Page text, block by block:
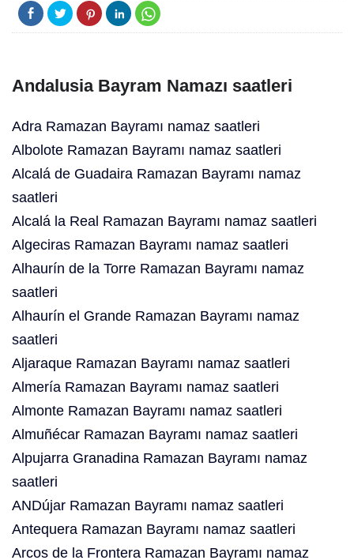
Andalusia Bayram Namazı saatleri
Adra Ramazan Bayramı namaz saatleri
Albolote Ramazan Bayramı namaz saatleri
Alcalá de Guadaira Ramazan Bayramı namaz
saatleri
Alcalá la Real Ramazan Bayramı namaz saatleri
Algeciras Ramazan Bayramı namaz saatleri
Alhaurín de la Torre Ramazan Bayramı namaz
saatleri
Alhaurín el Grande Ramazan Bayramı namaz
saatleri
Aljaraque Ramazan Bayramı namaz saatleri
Almería Ramazan Bayramı namaz saatleri
Almonte Ramazan Bayramı namaz saatleri
Almuñécar Ramazan Bayramı namaz saatleri
Alpujarra Granadina Ramazan Bayramı namaz
saatleri
ANDújar Ramazan Bayramı namaz saatleri
Antequera Ramazan Bayramı namaz saatleri
Arcos de la Frontera Ramazan Bayramı namaz